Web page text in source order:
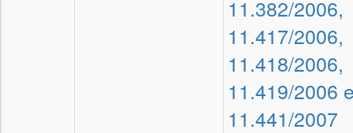
11.382/2006,
11.417/2006,
11.418/2006,
11.419/2006
11.441/2007